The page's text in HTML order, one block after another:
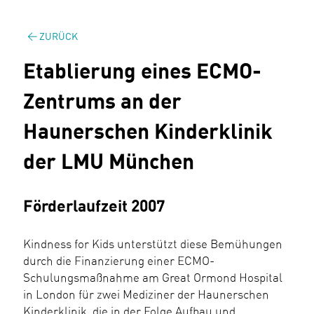
ZURÜCK
Etablierung eines ECMO-
Zentrums an der
Haunerschen Kinderklinik
der LMU München
Förderlaufzeit 2007
Kindness for Kids unterstützt diese Bemühungen
durch die Finanzierung einer ECMO-
Schulungsmaßnahme am Great Ormond Hospital
in London für zwei Mediziner der Haunerschen
Kinderklinik, die in der Folge Aufbau und